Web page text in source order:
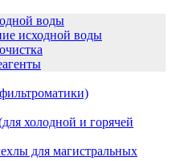
воды
исходной воды
холодной и горячей
для магистральных